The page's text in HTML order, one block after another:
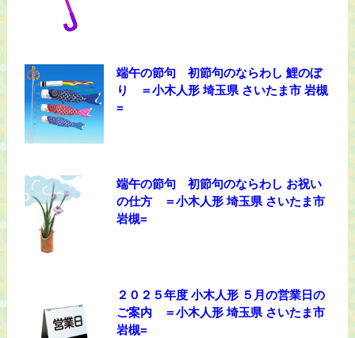
端午の節句 初節句のならわし 鯉のぼ
り ＝小木人形 埼玉県 さいたま市 岩槻
=
端午の節句 初節句のならわし お祝い
の仕方 ＝小木人形 埼玉県 さいたま市
岩槻=
２０２５年度 小木人形 ５月の営業日の
ご案内 ＝小木人形 埼玉県 さいたま市
岩槻=